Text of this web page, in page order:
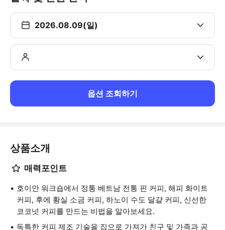
2026.08.09(일)
옵션 조회하기
상품소개
매력포인트
호이안 워크숍에서 정통 베트남 전통 핀 커피, 해피 화이트
커피, 후에 황실 소금 커피, 하노이 수도 달걀 커피, 신선한
코코넛 커피를 만드는 비법을 알아보세요.
독특한 커피 제조 기술을 집으로 가져가 친구 및 가족과 공